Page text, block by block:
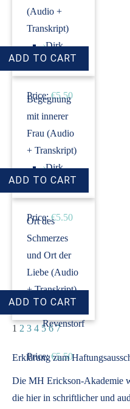
(Audio +
Transkript)
›Dirk
Revenstorf
Price: €5.50
Begegnung
mit innerer
Frau (Audio
+ Transkript)
›Dirk
Revenstorf
Price: €5.50
Ort des
Schmerzes
und Ort der
Liebe (Audio
+ Transkript)
›Dirk
Revenstorf
Price: €5.50
1 2 3 4 5 6 7
Erklärung zum
Die MH Erickson-Akademie
die hier in schriftlicher und